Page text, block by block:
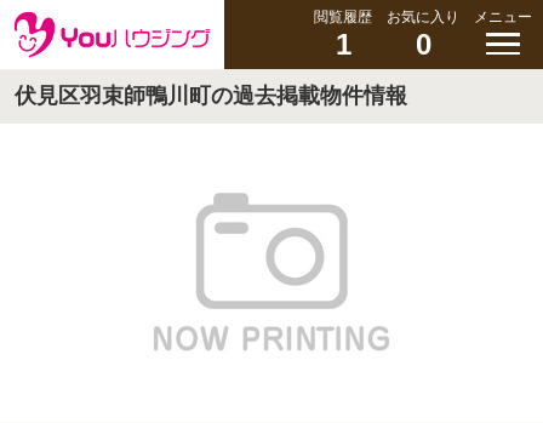
閲覧履歴
1
お気に入り
0
メニュー
伏見区羽束師鴨川町の過去掲載物件情報